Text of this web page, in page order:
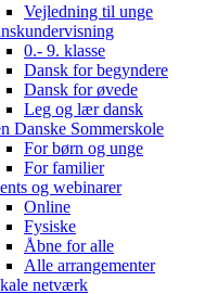
Vejledning til unge
0.- 9. klasse
Dansk for begyndere
Dansk for øvede
Leg og lær dansk
Danske Sommerskole
For børn og unge
For familier
og webinarer
Online
Fysiske
Åbne for alle
Alle arrangementer
netværk